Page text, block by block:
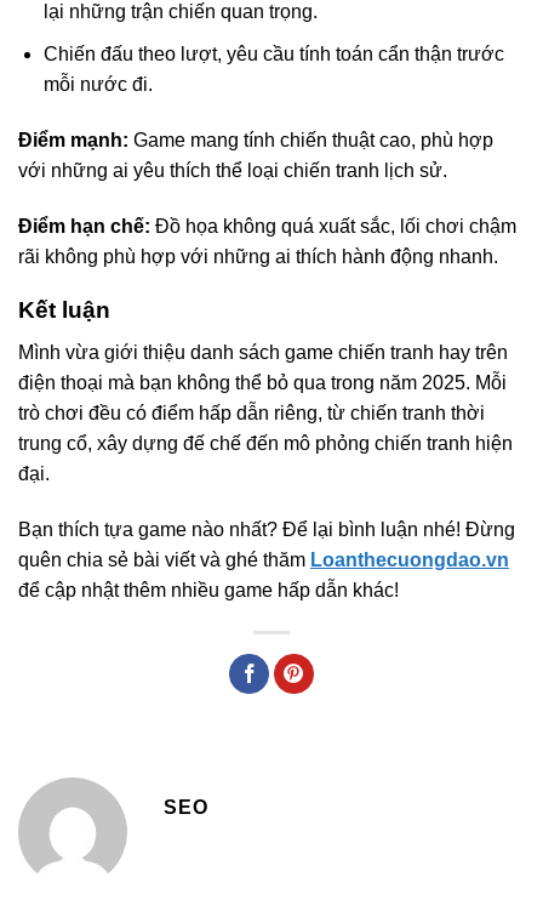
lại những trận chiến quan trọng.
Chiến đấu theo lượt, yêu cầu tính toán cẩn thận trước
mỗi nước đi.
Điểm mạnh: Game mang tính chiến thuật cao, phù hợp
với những ai yêu thích thể loại chiến tranh lịch sử.
Điểm hạn chế: Đồ họa không quá xuất sắc, lối chơi chậm
rãi không phù hợp với những ai thích hành động nhanh.
Kết luận
Mình vừa giới thiệu danh sách game chiến tranh hay trên
điện thoại mà bạn không thể bỏ qua trong năm 2025. Mỗi
trò chơi đều có điểm hấp dẫn riêng, từ chiến tranh thời
trung cổ, xây dựng đế chế đến mô phỏng chiến tranh hiện
đại.
Bạn thích tựa game nào nhất? Để lại bình luận nhé! Đừng
quên chia sẻ bài viết và ghé thăm Loanthecuongdao.vn
để cập nhật thêm nhiều game hấp dẫn khác!
SEO